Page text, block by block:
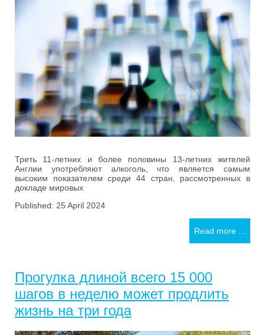
Треть 11-летних и более половины 13-летних жителей
Англии употребляют алкоголь, что является самым
высоким показателем среди 44 стран, рассмотренных в
докладе мировых
Published: 25 April 2024
Read more ...
Прогулка длиной всего 15 000
шагов в неделю может продлить
жизнь на три года